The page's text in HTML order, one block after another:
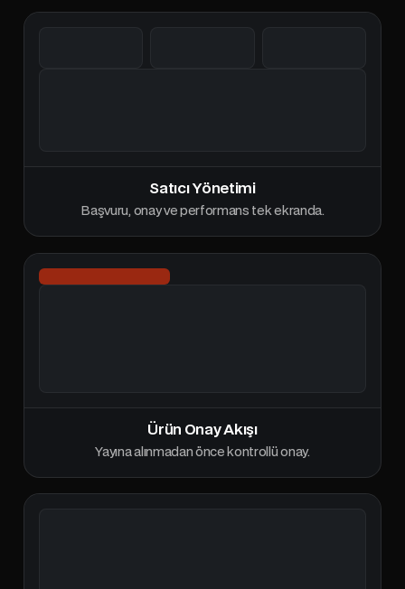
Satıcı Yönetimi
Başvuru, onay ve performans tek ekranda.
Ürün Onay Akışı
Yayına alınmadan önce kontrollü onay.